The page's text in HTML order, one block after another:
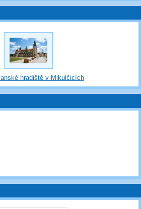
hradiště v Mikulčicích